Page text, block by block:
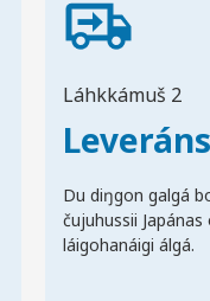
Láhkkámuš 2
Du diŋgon galgá
čujuhussii
láigohanáigi álgá.